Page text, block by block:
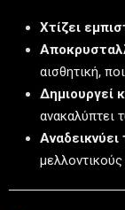
Χτίζει
αισθητική,
Δημιουργεί
ανακαλύπτει